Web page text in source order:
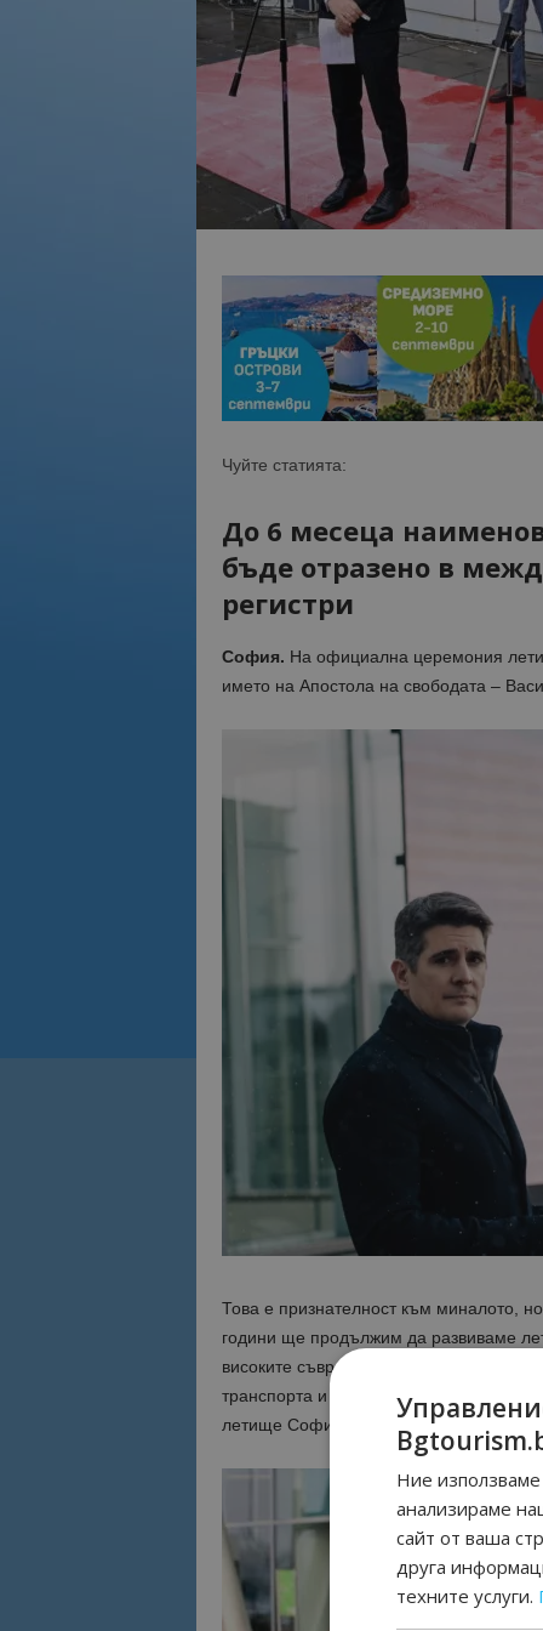
Чуйте статията:
До 6 месеца
бъде отразено в
регистри
София. На официална церемония
името на Апостола на свободата –
Това е признателност към миналото,
години ще продължим да развиваме
високите съвременни стандарти. Това
транспорта и съобщенията Гроздан
летище София с името Летище „Васил
Ние
анализираме
сайт от ваша
друга
техните услуги.